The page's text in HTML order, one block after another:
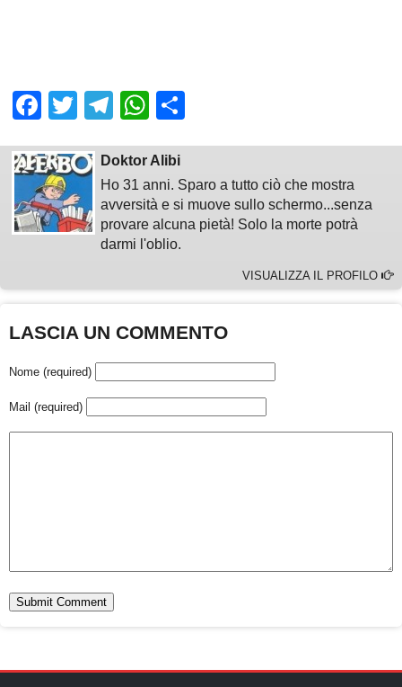
Facebook
TwitterTelegram
WhatsApp
Doktor Alibi
Ho 31 anni. Sparo a tutto ciò che mostra
avversità e si muove sullo schermo...senza
provare alcuna pietà! Solo la morte potrà
darmi l'oblio.
VISUALIZZA IL PROFILO
LASCIA UN COMMENTO
Nome (required)
Mail (required)